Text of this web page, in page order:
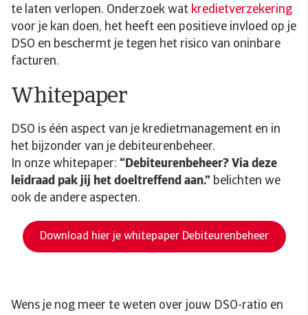
te laten verlopen. Onderzoek wat kredietverzekering
voor je kan doen, het heeft een positieve invloed op je
DSO en beschermt je tegen het risico van oninbare
facturen.
Whitepaper
DSO is één aspect van je kredietmanagement en in
het bijzonder van je debiteurenbeheer.
In onze whitepaper: “Debiteurenbeheer? Via deze
leidraad pak jij het doeltreffend aan.” belichten we
ook de andere aspecten.
Download hier je whitepaper Debiteurenbeheer
Wens je nog meer te weten over jouw DSO-ratio en